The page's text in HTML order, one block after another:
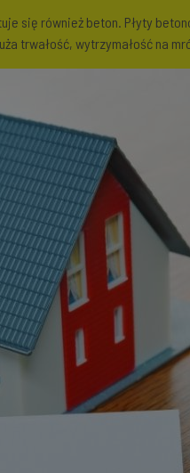
się również beton. Płyty
trwałość, wytrzymałość na